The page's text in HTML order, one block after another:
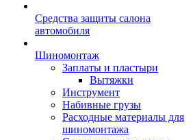
Средства защиты салона
автомобиля
Шиномонтаж
Заплаты и пластыри
Вытяжки
Инструмент
Набивные грузы
Расходные материалы для
шиномонтажа